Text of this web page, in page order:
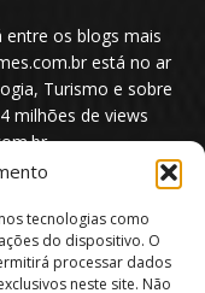
tecnologias como
do dispositivo. O
processar dados
neste site. Não
os blogs mais
está no ar
Turismo e sobre
milhões de views